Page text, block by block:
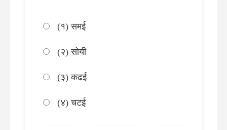
(१) समई
(२) सोयी
(३) कढई
(४) चटई